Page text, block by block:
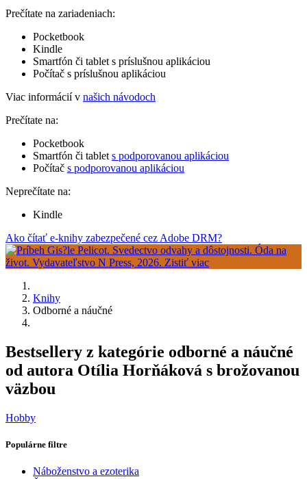
Prečítate na zariadeniach:
Pocketbook
Kindle
Smartfón či tablet s príslušnou aplikáciou
Počítač s príslušnou aplikáciou
Viac informácií v našich návodoch
Prečítate na:
Pocketbook
Smartfón či tablet s podporovanou aplikáciou
Počítač s podporovanou aplikáciou
Neprečítate na:
Kindle
Ako čítať e-knihy zabezpečené cez Adobe DRM?
Knihy
Odborné a náučné
Bestsellery z kategórie odborné a náučné
od autora Otília Horňáková s brožovanou
väzbou
Hobby
Populárne filtre
Náboženstvo a ezoterika